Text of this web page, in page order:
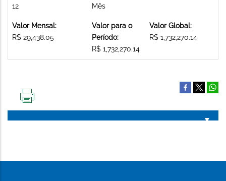
12
Mês
Valor Mensal:
R$ 29,438.05
Valor para o
Período:
R$ 1,732,270.14
Valor Global:
R$ 1,732,270.14
PÁGINA